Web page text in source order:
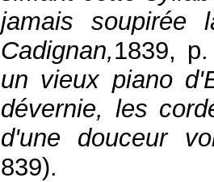
jamais soupirée
Cadignan,1839, p.
un vieux piano
dévernie, les
d'une douceur
839).